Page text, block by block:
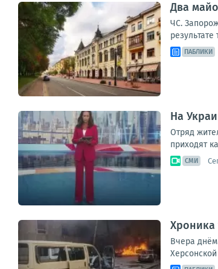
Два
ЧС.
ПАБЛИКИ
На
Отряд
приходят
СМИ
Хроника
Вчера